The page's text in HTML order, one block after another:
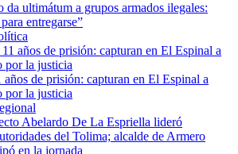
da ultimátum a grupos armados ilegales:
entregarse”
años de prisión: capturan en El Espinal a
por la justicia